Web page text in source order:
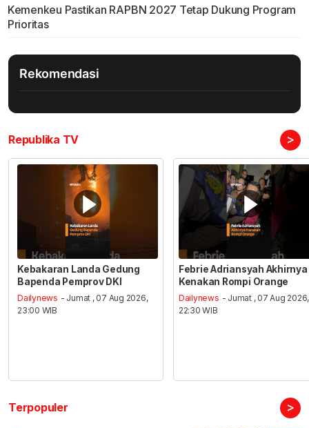
Kemenkeu Pastikan RAPBN 2027 Tetap Dukung Program
Prioritas
Rekomendasi
Republika TV >
Kebakaran Landa Gedung
Bapenda Pemprov DKI
Dailynews - Jumat , 07 Aug 2026,
23:00 WIB
Febrie Adriansyah Akhirnya
Kenakan Rompi Orange
Dailynews - Jumat , 07 Aug 2026,
22:30 WIB
Terpopuler >